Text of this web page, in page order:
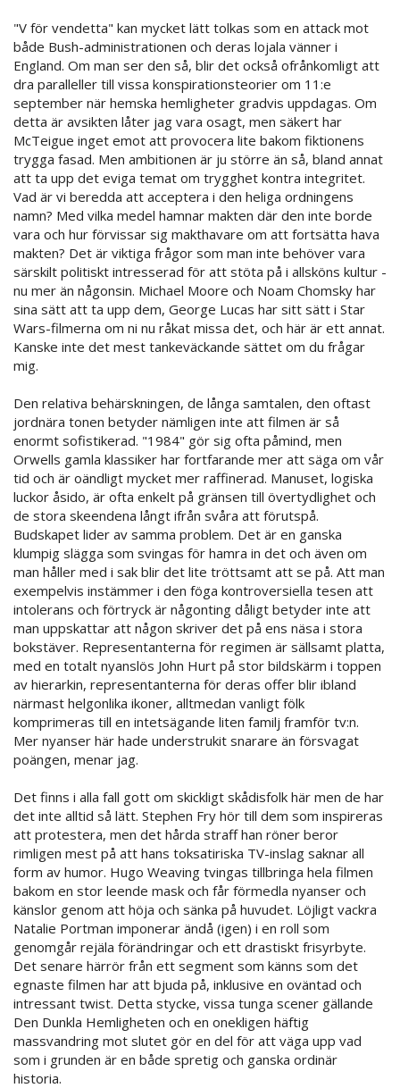
"V för vendetta" kan mycket lätt tolkas som en attack mot
både Bush-administrationen och deras lojala vänner i
England. Om man ser den så, blir det också ofrånkomligt att
dra paralleller till vissa konspirationsteorier om 11:e
september när hemska hemligheter gradvis uppdagas. Om
detta är avsikten låter jag vara osagt, men säkert har
McTeigue inget emot att provocera lite bakom fiktionens
trygga fasad. Men ambitionen är ju större än så, bland annat
att ta upp det eviga temat om trygghet kontra integritet.
Vad är vi beredda att acceptera i den heliga ordningens
namn? Med vilka medel hamnar makten där den inte borde
vara och hur förvissar sig makthavare om att fortsätta hava
makten? Det är viktiga frågor som man inte behöver vara
särskilt politiskt intresserad för att stöta på i allsköns kultur -
nu mer än någonsin. Michael Moore och Noam Chomsky har
sina sätt att ta upp dem, George Lucas har sitt sätt i Star
Wars-filmerna om ni nu råkat missa det, och här är ett annat.
Kanske inte det mest tankeväckande sättet om du frågar
mig.
Den relativa behärskningen, de långa samtalen, den oftast
jordnära tonen betyder nämligen inte att filmen är så
enormt sofistikerad. "1984" gör sig ofta påmind, men
Orwells gamla klassiker har fortfarande mer att säga om vår
tid och är oändligt mycket mer raffinerad. Manuset, logiska
luckor åsido, är ofta enkelt på gränsen till övertydlighet och
de stora skeendena långt ifrån svåra att förutspå.
Budskapet lider av samma problem. Det är en ganska
klumpig slägga som svingas för hamra in det och även om
man håller med i sak blir det lite tröttsamt att se på. Att man
exempelvis instämmer i den föga kontroversiella tesen att
intolerans och förtryck är någonting dåligt betyder inte att
man uppskattar att någon skriver det på ens näsa i stora
bokstäver. Representanterna för regimen är sällsamt platta,
med en totalt nyanslös John Hurt på stor bildskärm i toppen
av hierarkin, representanterna för deras offer blir ibland
närmast helgonlika ikoner, alltmedan vanligt fölk
komprimeras till en intetsägande liten familj framför tv:n.
Mer nyanser här hade understrukit snarare än försvagat
poängen, menar jag.
Det finns i alla fall gott om skickligt skådisfolk här men de har
det inte alltid så lätt. Stephen Fry hör till dem som inspireras
att protestera, men det hårda straff han röner beror
rimligen mest på att hans toksatiriska TV-inslag saknar all
form av humor. Hugo Weaving tvingas tillbringa hela filmen
bakom en stor leende mask och får förmedla nyanser och
känslor genom att höja och sänka på huvudet. Löjligt vackra
Natalie Portman imponerar ändå (igen) i en roll som
genomgår rejäla förändringar och ett drastiskt frisyrbyte.
Det senare härrör från ett segment som känns som det
egnaste filmen har att bjuda på, inklusive en oväntad och
intressant twist. Detta stycke, vissa tunga scener gällande
Den Dunkla Hemligheten och en onekligen häftig
massvandring mot slutet gör en del för att väga upp vad
som i grunden är en både spretig och ganska ordinär
historia.